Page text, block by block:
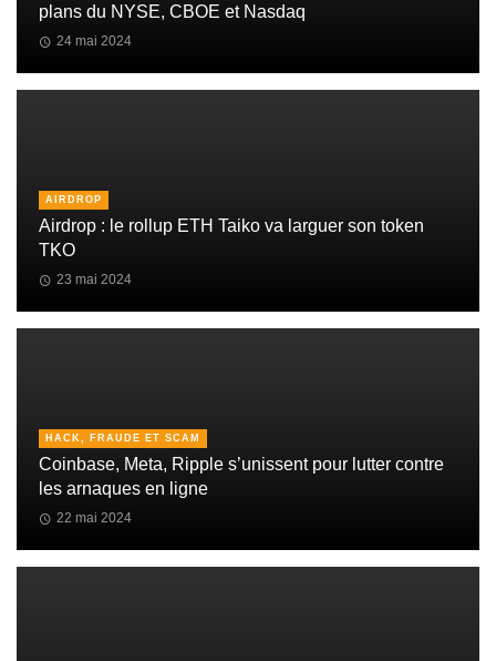
plans du NYSE, CBOE et Nasdaq
24 mai 2024
AIRDROP
Airdrop : le rollup ETH Taiko va larguer son token
TKO
23 mai 2024
HACK, FRAUDE ET SCAM
Coinbase, Meta, Ripple s’unissent pour lutter contre
les arnaques en ligne
22 mai 2024